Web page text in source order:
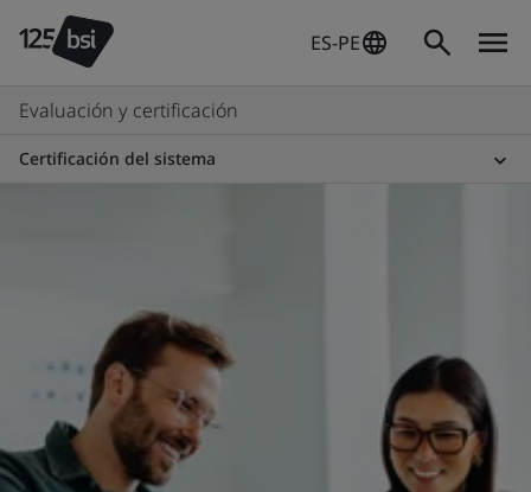
ES-PE
Evaluación y certificación
Certificación del sistema